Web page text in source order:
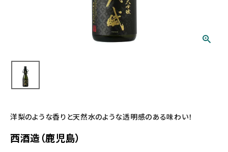
洋梨のような香りと天然水のような透明感のある味わい！
西酒造（鹿児島）